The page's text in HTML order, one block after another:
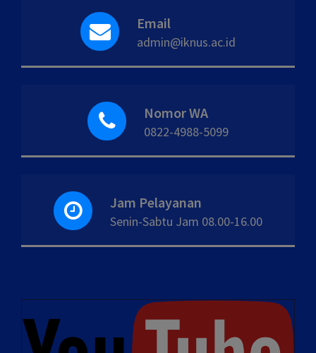
Email
admin@iknus.ac.id
Nomor WA
0822-4988-5099
Jam Pelayanan
Senin-Sabtu Jam 08.00-16.00